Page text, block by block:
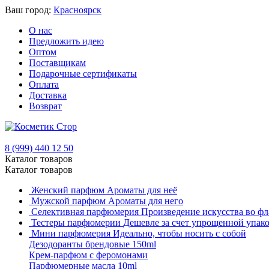
Ваш город: Красноярск
О нас
Предложить идею
Оптом
Поставщикам
Подарочные сертификаты
Оплата
Доставка
Возврат
8 (999) 440 12 50
Каталог товаров
Каталог товаров
Женский парфюм Ароматы для неё
Мужской парфюм Ароматы для него
Селективная парфюмерия Произведение искусства во
Тестеры парфюмерии Дешевле за счет упрощенной
Мини парфюмерия Идеально, чтобы носить с собой
Дезодоранты брендовые 150ml
Крем-парфюм с феромонами
Парфюмерные масла 10ml